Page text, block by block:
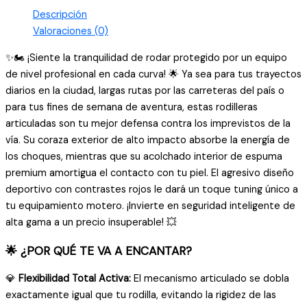
Protección
Profesional
cantidad
Descripción
Valoraciones (0)
✨🏍️ ¡Siente la tranquilidad de rodar protegido por un equipo
de nivel profesional en cada curva! 🌟 Ya sea para tus trayectos
diarios en la ciudad, largas rutas por las carreteras del país o
para tus fines de semana de aventura, estas rodilleras
articuladas son tu mejor defensa contra los imprevistos de la
vía. Su coraza exterior de alto impacto absorbe la energía de
los choques, mientras que su acolchado interior de espuma
premium amortigua el contacto con tu piel. El agresivo diseño
deportivo con contrastes rojos le dará un toque tuning único a
tu equipamiento motero. ¡Invierte en seguridad inteligente de
alta gama a un precio insuperable! 💥
🌟 ¿POR QUÉ TE VA A ENCANTAR?
💎 Flexibilidad Total Activa: El mecanismo articulado se dobla
exactamente igual que tu rodilla, evitando la rigidez de las